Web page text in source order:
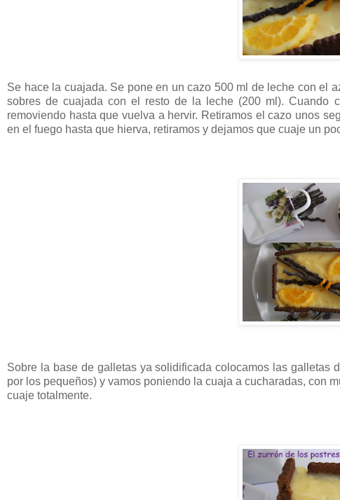
Se hace la cuajada. Se pone en un cazo 500 ml de leche con el
sobres de cuajada con el resto de la leche (200 ml). Cuando
removiendo hasta que vuelva a hervir. Retiramos el cazo unos
en el fuego hasta que hierva, retiramos y dejamos que cuaje un
Sobre la base de galletas ya solidificada colocamos las galletas
por los pequeños) y vamos poniendo la cuaja a cucharadas, con
cuaje totalmente.